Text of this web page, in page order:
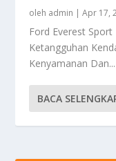
oleh admin |Apr 17,
Ford Everest
Ketangguhan
Kenyamanan Dan...
BACA